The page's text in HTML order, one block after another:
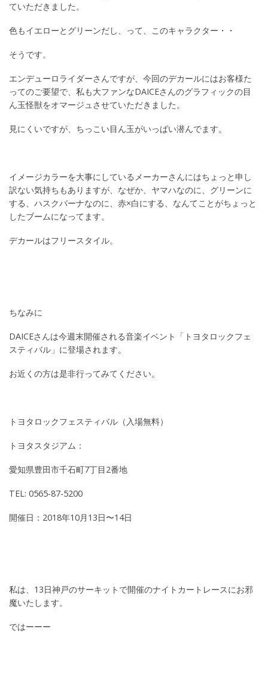
ていただきました。
色もイエローとグリーンだし、って、このキャラクター・・
そうです。
エンデューロライダーさんですが、今回のデカールにはお客様た
ってのご要望で、私も大ファンなDAICEさんのグラフィックの目
ん玉怪獣をオマージュさせていただきました。
見にくいですが、ちっこい目ん玉がいっぱい潜んでます。
イメージカラーを大事にしているメーカーさんにはちょっと申し
訳ない気持ちもありますが、なぜか、ヤマハなのに、グリーンに
する、ハスクバーナなのに、赤×白にする、なんてことがちょっと
したブームになってます。
デカールはフリースタイル。
ちなみに
DAICEさんは今週末開催される音楽イベント「トヨタロックフェ
スティバル」に登場されます。
お近くの方は是非行ってみてください。
トヨタロックフェスティバル（入場無料）
トヨタスタジアム：
愛知県豊田市千石町7丁目2番地
TEL: 0565-87-5200
開催日：2018年10月13日〜14日
私は、13日神戸のサーキットで開催のナイトカートレースにお邪
魔いたします。
ではーーー